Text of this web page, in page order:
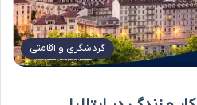
گردشگری و اقامتی